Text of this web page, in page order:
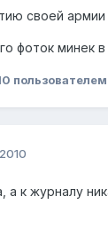
своей
фоток минек
а к журналу